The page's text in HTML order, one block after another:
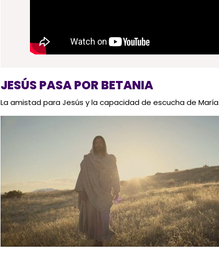
JESÚS PASA POR BETANIA
La amistad para Jesús y la capacidad de escucha de